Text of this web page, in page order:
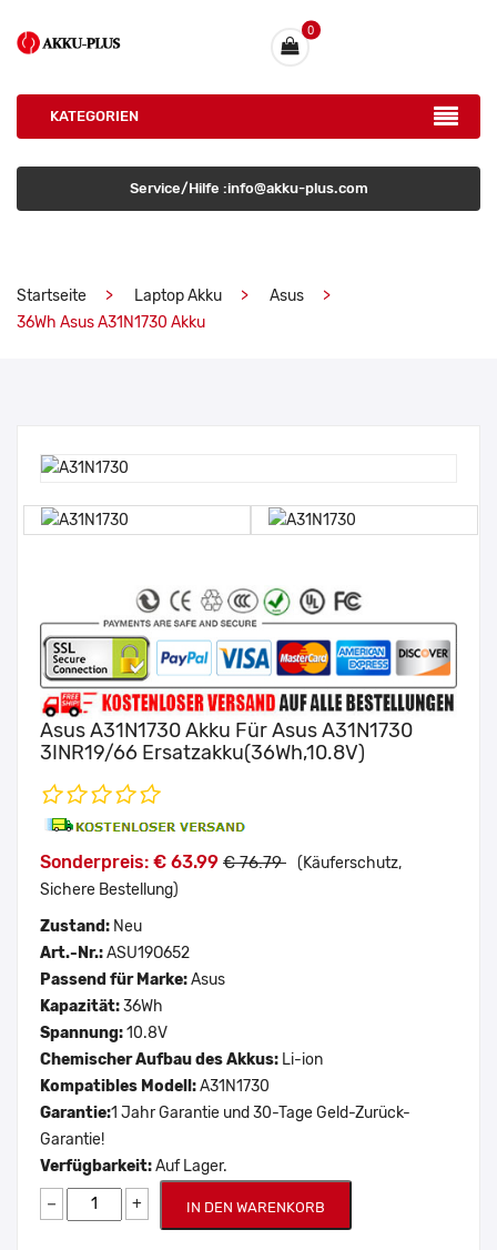
0
KATEGORIEN
Service/Hilfe :info@akku-plus.com
Startseite Laptop Akku
Asus
36Wh Asus A31N1730 Akku
Asus A31N1730 Akku Für Asus A31N1730
3INR19/66 Ersatzakku(36Wh,10.8V)
Sonderpreis: € 63.99 € 76.79 (Käuferschutz,
Sichere Bestellung)
Zustand: Neu
Art.-Nr.:ASU19O652
Passend für Marke:Asus
Kapazität:36Wh
Spannung:10.8V
Chemischer Aufbau des Akkus: Li-ion
Kompatibles Modell:A31N1730
Garantie:1 Jahr Garantie und 30-Tage Geld-Zurück-
Garantie!
Verfügbarkeit:Auf Lager.
− + IN DEN WARENKORB